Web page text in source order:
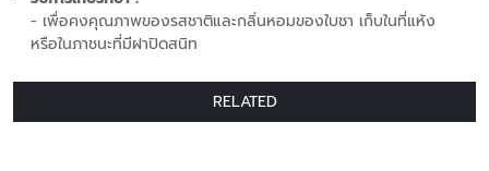
- เพื่อคงคุณภาพของรสชาติและกลิ่นหอมของใบชา เก็บในที่แห้ง
หรือในภาชนะที่มีฝาปิดสนิท
RELATED